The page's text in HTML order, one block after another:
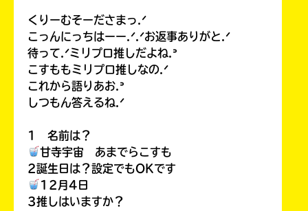
くりーむそーださまっ.ᐟ
こっんにっちはーー.ᐟ.ᐟお返事ありがと.ᐟ
待って.ᐟミリプロ推しだよね.ᐣ
こすももミリプロ推しなの.ᐟ
これから語りあお.ᐣ
しつもん答えるね.ᐟ
1 名前は？
甘寺宇宙 あまでらこすも
2誕生日は？設定でもOKです
12月4日
3推しはいますか？